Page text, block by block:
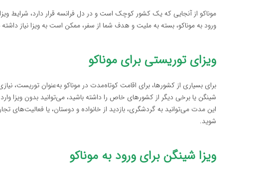
موناکو از آنجایی که یک کشور کوچک است و در دل فرانسه قرار دارد، شرایط
ورود به موناکو، بسته به ملیت و هدف شما از سفر، ممکن است به ویزا نیاز داشته
ویزای توریستی برای موناکو
برای بسیاری از کشورها، برای اقامت کوتاه‌مدت در موناکو به‌عنوان توریست،
شوید.
ویزا شینگن برای ورود به موناکو